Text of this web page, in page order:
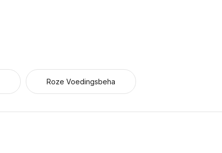
Roze Voedingsbeha